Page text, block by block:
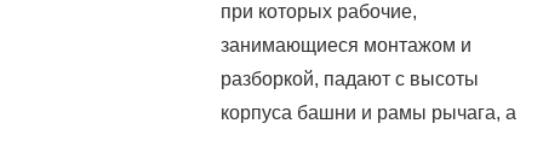
при которых рабочие,
занимающиеся монтажом и
разборкой, падают с высоты
корпуса башни и рамы рычага, а